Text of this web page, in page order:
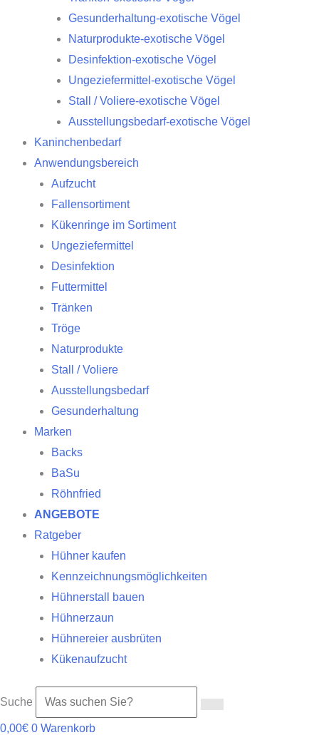
Gesunderhaltung-exotische Vögel
Naturprodukte-exotische Vögel
Desinfektion-exotische Vögel
Ungeziefermittel-exotische Vögel
Stall / Voliere-exotische Vögel
Ausstellungsbedarf-exotische Vögel
Kaninchenbedarf
Anwendungsbereich
Aufzucht
Fallensortiment
Kükenringe im Sortiment
Ungeziefermittel
Desinfektion
Futtermittel
Tränken
Tröge
Naturprodukte
Stall / Voliere
Ausstellungsbedarf
Gesunderhaltung
Marken
Backs
BaSu
Röhnfried
ANGEBOTE
Ratgeber
Hühner kaufen
Kennzeichnungsmöglichkeiten
Hühnerstall bauen
Hühnerzaun
Hühnereier ausbrüten
Kükenaufzucht
Suche
0,00€ 0 Warenkorb